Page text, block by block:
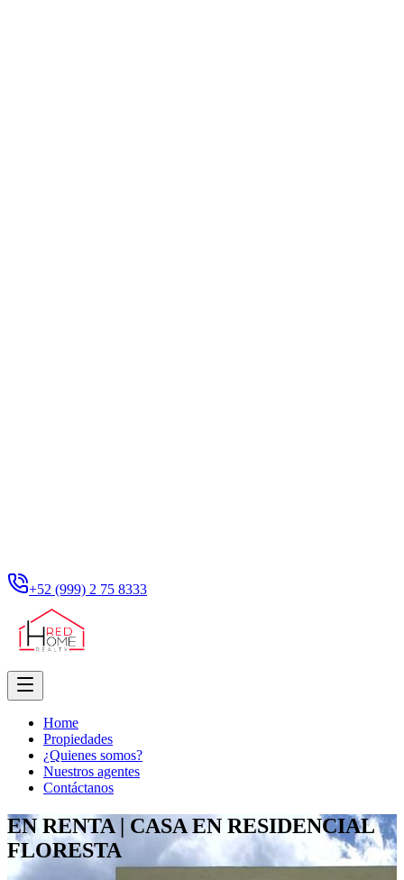
+52 (999) 2 75 8333
Home
Propiedades
¿Quienes somos?
Nuestros agentes
Contáctanos
EN RENTA | CASA EN RESIDENCIAL
FLORESTA